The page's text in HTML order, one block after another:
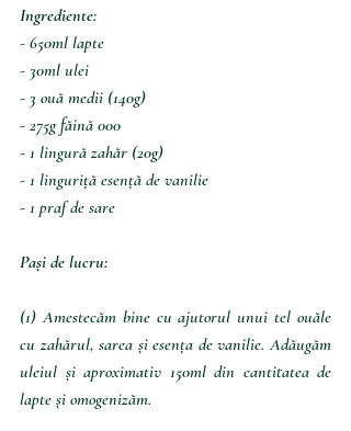
Ingrediente:
- 650ml lapte
- 30ml ulei
- 3 ouă medii (140g)
- 275g făină 000
- 1 lingură zahăr (20g)
- 1 linguriță esență de vanilie
- 1 praf de sare
Pași de lucru:
(1) Amestecăm bine cu ajutorul unui tel ouăle
cu zahărul, sarea și esența de vanilie. Adăugăm
uleiul și aproximativ 150ml din cantitatea de
lapte și omogenizăm.